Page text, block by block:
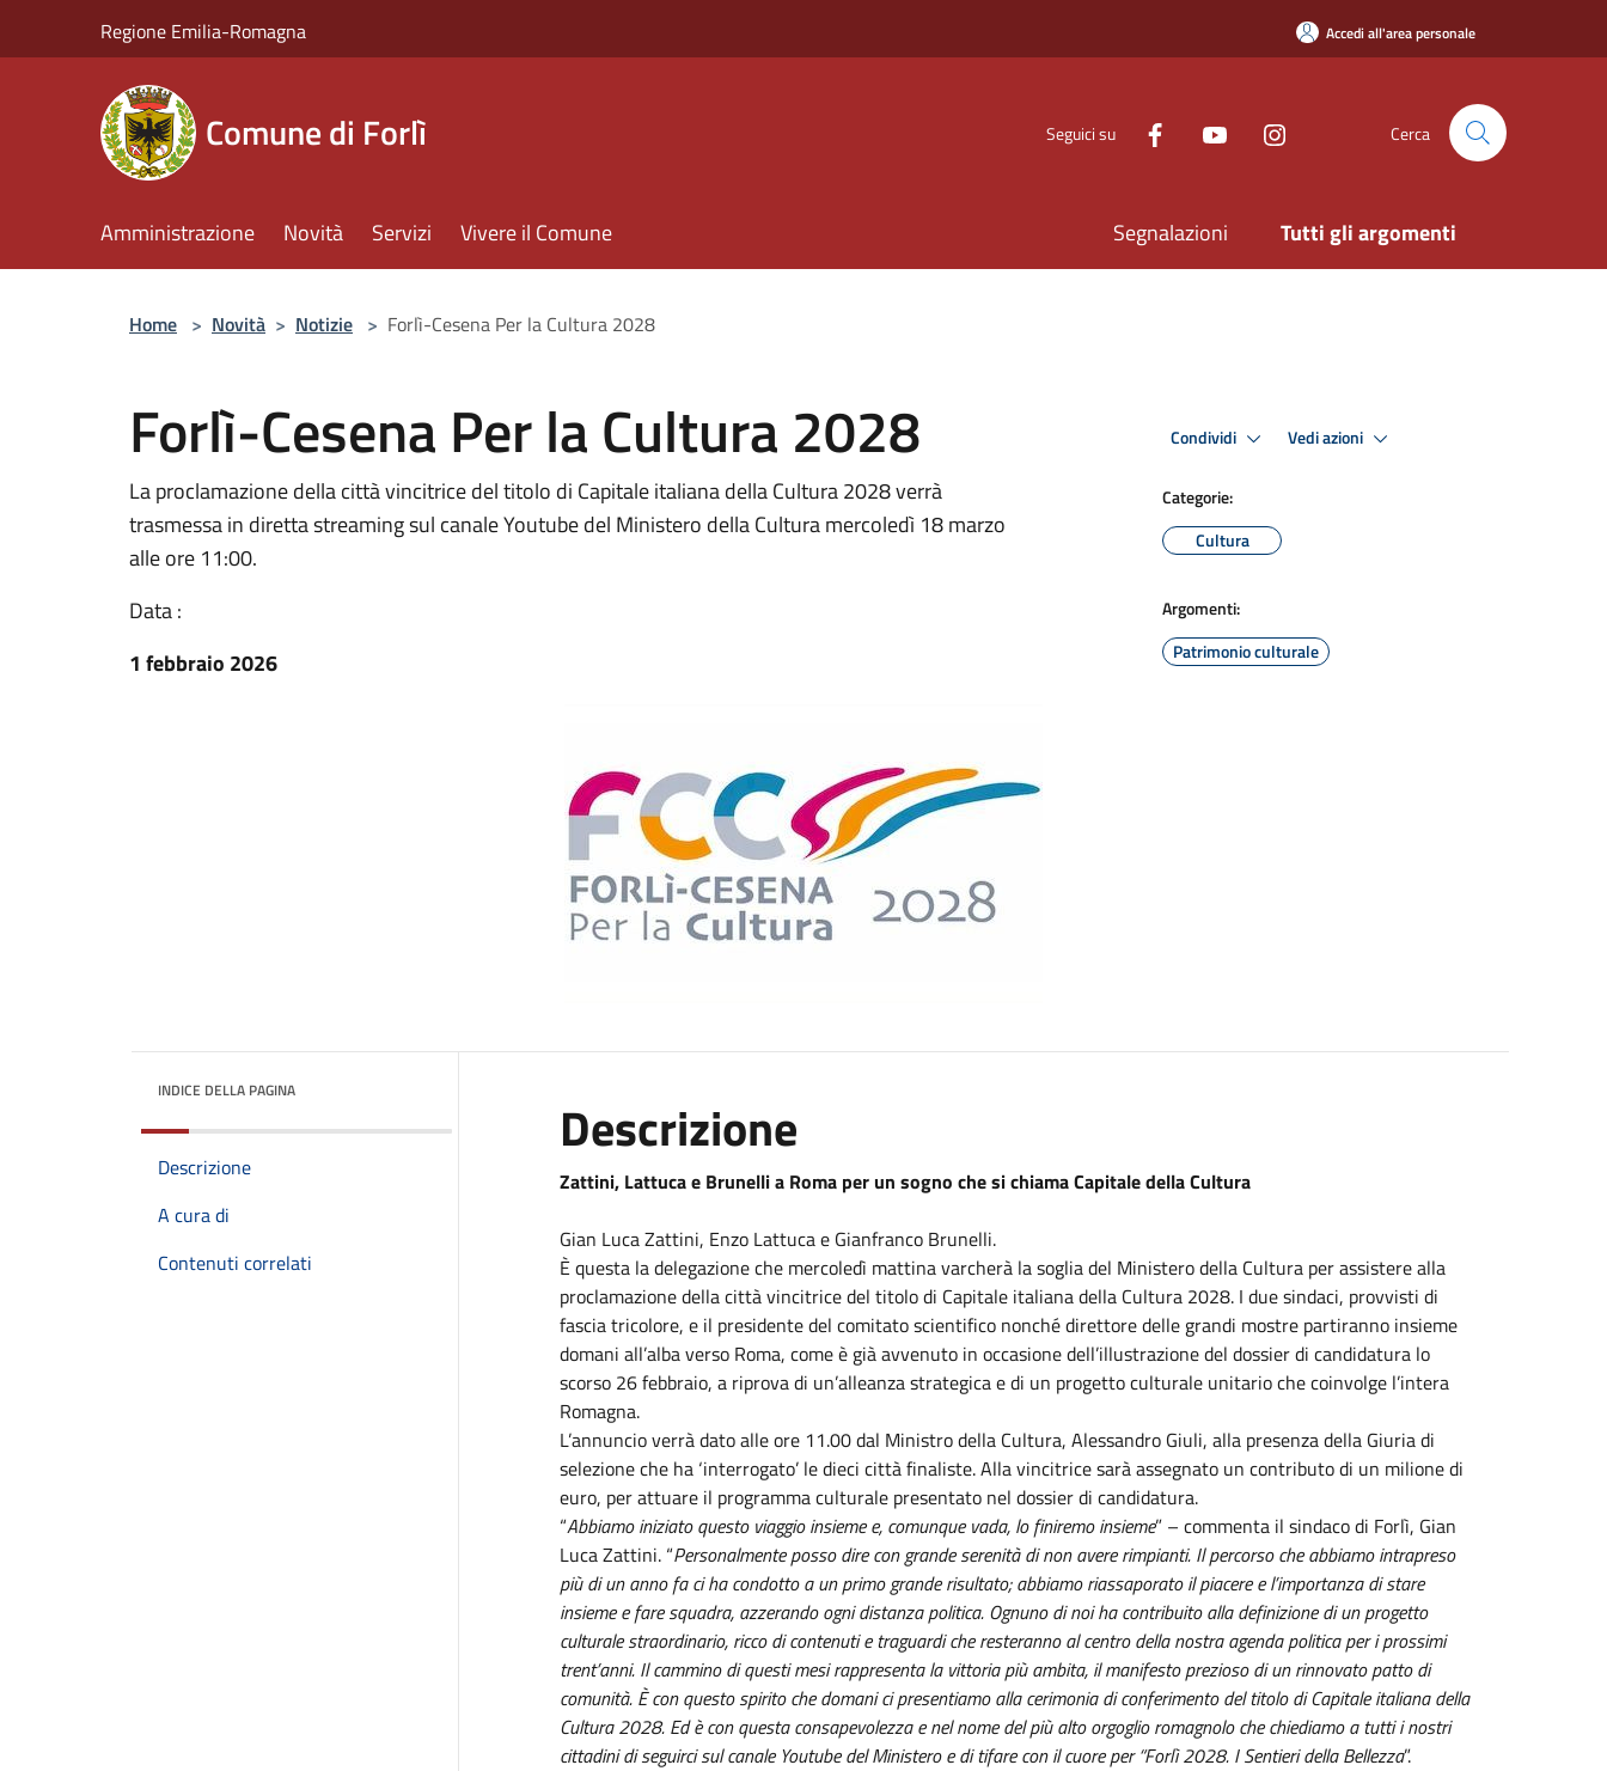
Regione Emilia-Romagna Accedi all'area personale
Comune di Forlì Seguici su Cerca
Amministrazione Novità Servizi Vivere il Comune Segnalazioni Tutti gli argomenti
Home > Novità > Notizie > Forlì-Cesena Per la Cultura 2028
Forlì-Cesena Per la Cultura 2028
La proclamazione della città vincitrice del titolo di Capitale italiana della Cultura 2028 verrà
trasmessa in diretta streaming sul canale Youtube del Ministero della Cultura mercoledì 18 marzo
alle ore 11:00.
Data :
1 febbraio 2026
Condividi Vedi azioni
Categorie:
Cultura
Argomenti:
Patrimonio culturale
INDICE DELLA PAGINA
Descrizione
A cura di
Contenuti correlati
Descrizione
Zattini, Lattuca e Brunelli a Roma per un sogno che si chiama Capitale della Cultura
Gian Luca Zattini, Enzo Lattuca e Gianfranco Brunelli.
È questa la delegazione che mercoledì mattina varcherà la soglia del Ministero della Cultura per assistere alla
proclamazione della città vincitrice del titolo di Capitale italiana della Cultura 2028. I due sindaci, provvisti di
fascia tricolore, e il presidente del comitato scientifico nonché direttore delle grandi mostre partiranno insieme
domani all’alba verso Roma, come è già avvenuto in occasione dell’illustrazione del dossier di candidatura lo
scorso 26 febbraio, a riprova di un’alleanza strategica e di un progetto culturale unitario che coinvolge l’intera
Romagna.
L’annuncio verrà dato alle ore 11.00 dal Ministro della Cultura, Alessandro Giuli, alla presenza della Giuria di
selezione che ha ‘interrogato’ le dieci città finaliste. Alla vincitrice sarà assegnato un contributo di un milione di
euro, per attuare il programma culturale presentato nel dossier di candidatura.
“Abbiamo iniziato questo viaggio insieme e, comunque vada, lo finiremo insieme” – commenta il sindaco di Forlì, Gian
Luca Zattini. “Personalmente posso dire con grande serenità di non avere rimpianti. Il percorso che abbiamo intrapreso
più di un anno fa ci ha condotto a un primo grande risultato; abbiamo riassaporato il piacere e l’importanza di stare
insieme e fare squadra, azzerando ogni distanza politica. Ognuno di noi ha contribuito alla definizione di un progetto
culturale straordinario, ricco di contenuti e traguardi che resteranno al centro della nostra agenda politica per i prossimi
trent’anni. Il cammino di questi mesi rappresenta la vittoria più ambita, il manifesto prezioso di un rinnovato patto di
comunità. È con questo spirito che domani ci presentiamo alla cerimonia di conferimento del titolo di Capitale italiana della
Cultura 2028. Ed è con questa consapevolezza e nel nome del più alto orgoglio romagnolo che chiediamo a tutti i nostri
cittadini di seguirci sul canale Youtube del Ministero e di tifare con il cuore per “Forlì 2028. I Sentieri della Bellezza”.